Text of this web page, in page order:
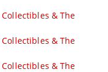
Collectibles & The
Collectibles & The
Collectibles & The